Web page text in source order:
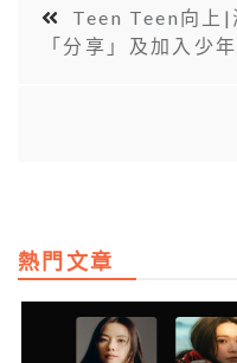
Teen Teen向上|
「分享」及加入少
熱門文章